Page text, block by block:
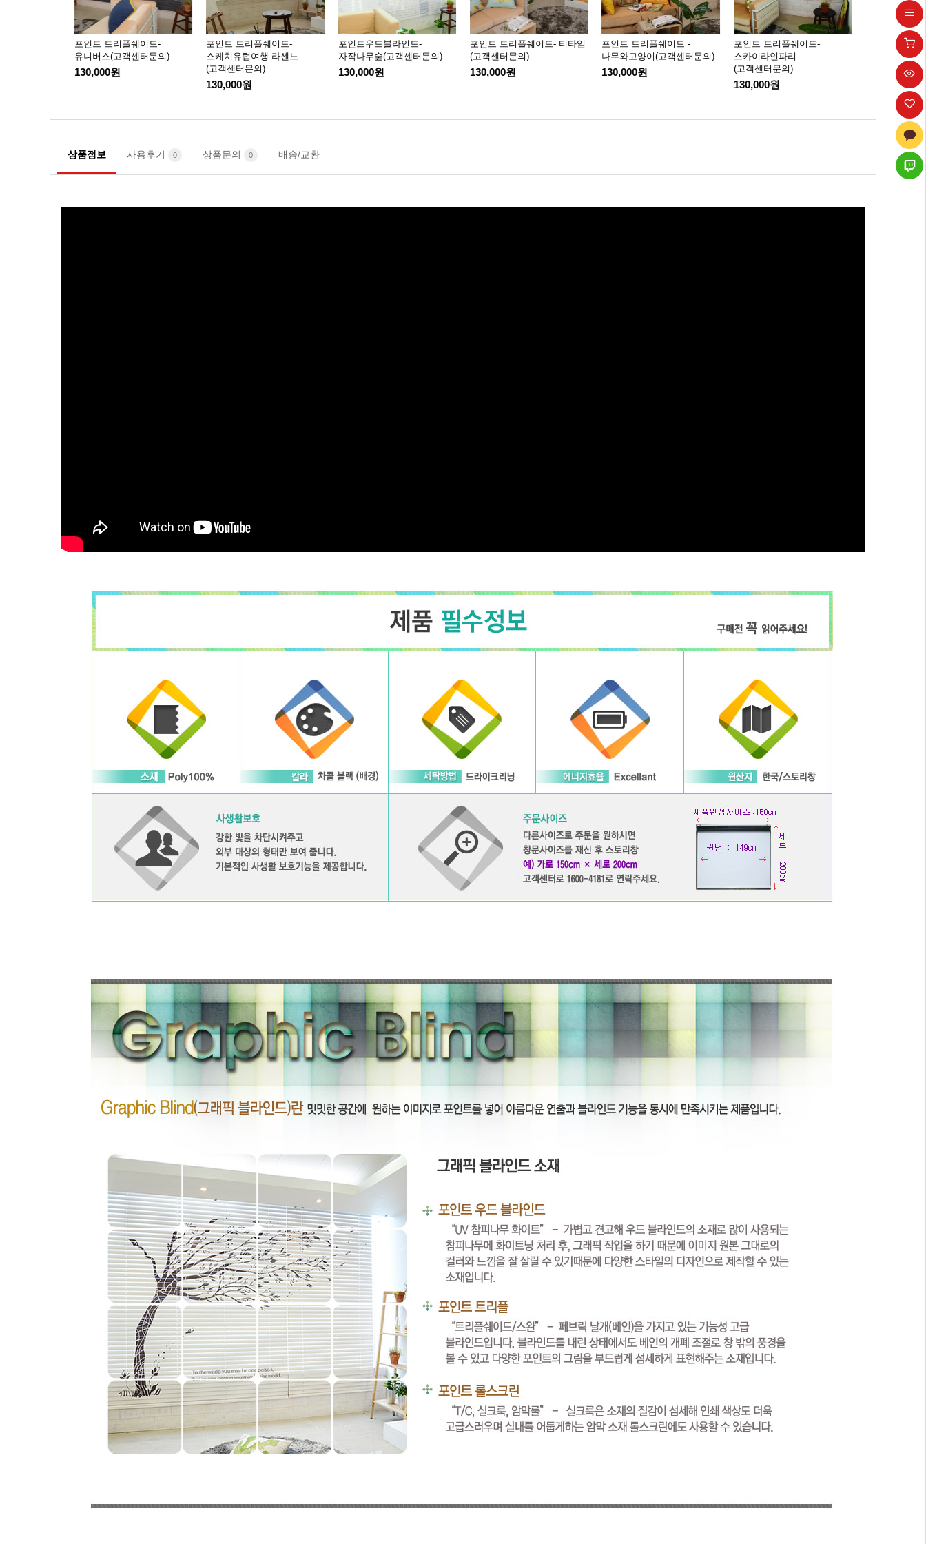
포인트 트리플쉐이드-
유니버스(고객센터문의)
130,000원
포인트 트리플쉐이드-
스케치유럽여행 라센느
(고객센터문의)
130,000원
포인트우드블라인드-
자작나무숲(고객센터문의)
130,000원
포인트 트리플쉐이드- 티타임
(고객센터문의)
130,000원
포인트 트리플쉐이드 -
나무와고양이(고객센터문의)
130,000원
포인트 트리플쉐이드-
스카이라인파리
(고객센터문의)
130,000원
포인트 우드
130,000원
상품정보 사용후기 0 상품문의 0 배송/교환